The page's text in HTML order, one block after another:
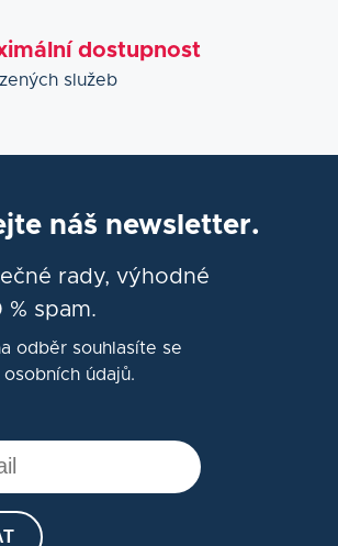
dostupnost
služeb
náš newsletter.
rady, výhodné
% spam.
odběr souhlasíte se
údajů.